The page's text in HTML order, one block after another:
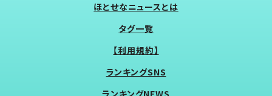
ほとせなニュースとは
タグ一覧
【利用規約】
ランキングSNS